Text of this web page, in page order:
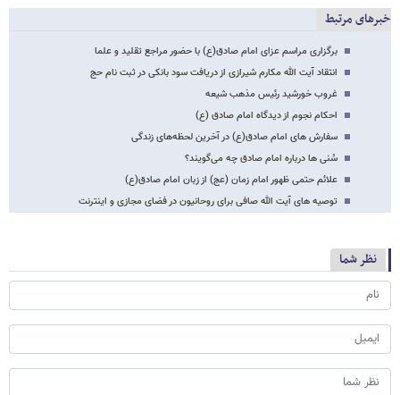
خبرهای مرتبط
برگزاری مراسم عزای امام صادق(ع) با حضور مراجع تقلید و علما
انتقاد آیت الله مکارم شیرازى از دریافت سود بانکی در ثبت نام حج
غروب خورشید رئیس مذهب شیعه
احکام نجوم از دیدگاه امام صادق (ع)
سفارش های امام صادق(ع) در آخرین لحظه‌های زندگی
سُنی ها درباره امام صادق چه می‌گویند؟
علائم حتمی ظهور امام زمان (عج) از زبان امام صادق(ع)
توصیه های آیت الله صافی برای روحانیون در فضای مجازی و اینترنت
نظر شما